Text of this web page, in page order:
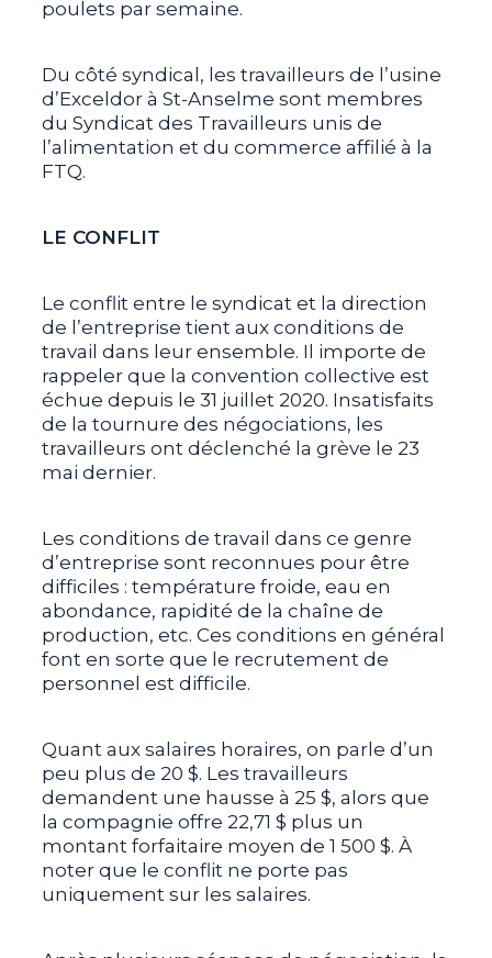
poulets par semaine.
Du côté syndical, les travailleurs de l’usine
d’Exceldor à St-Anselme sont membres
du Syndicat des Travailleurs unis de
l’alimentation et du commerce affilié à la
FTQ.
LE CONFLIT
Le conflit entre le syndicat et la direction
de l’entreprise tient aux conditions de
travail dans leur ensemble. Il importe de
rappeler que la convention collective est
échue depuis le 31 juillet 2020. Insatisfaits
de la tournure des négociations, les
travailleurs ont déclenché la grève le 23
mai dernier.
Les conditions de travail dans ce genre
d’entreprise sont reconnues pour être
difficiles : température froide, eau en
abondance, rapidité de la chaîne de
production, etc. Ces conditions en général
font en sorte que le recrutement de
personnel est difficile.
Quant aux salaires horaires, on parle d’un
peu plus de 20 $. Les travailleurs
demandent une hausse à 25 $, alors que
la compagnie offre 22,71 $ plus un
montant forfaitaire moyen de 1 500 $. À
noter que le conflit ne porte pas
uniquement sur les salaires.